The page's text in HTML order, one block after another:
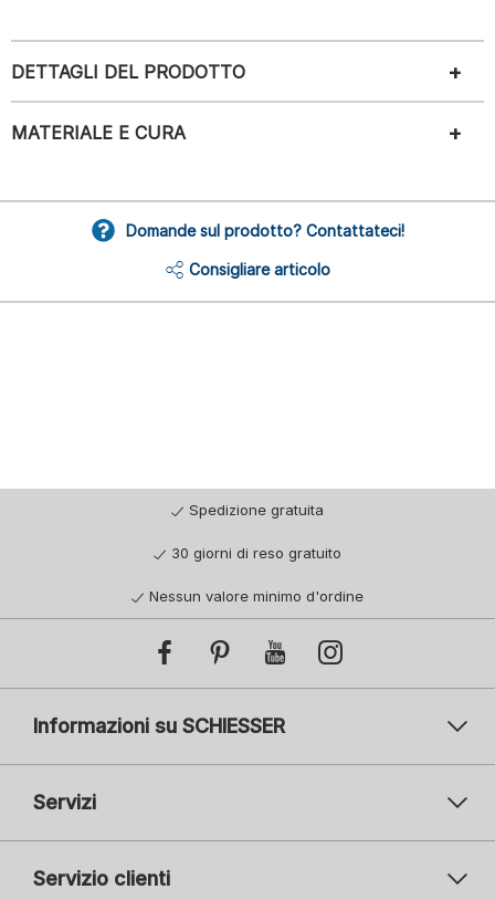
DETTAGLI DEL PRODOTTO
MATERIALE E CURA
Domande sul prodotto? Contattateci!
Consigliare articolo
Spedizione gratuita
30 giorni di reso gratuito
Nessun valore minimo d'ordine
Informazioni su SCHIESSER
Servizi
Servizio clienti